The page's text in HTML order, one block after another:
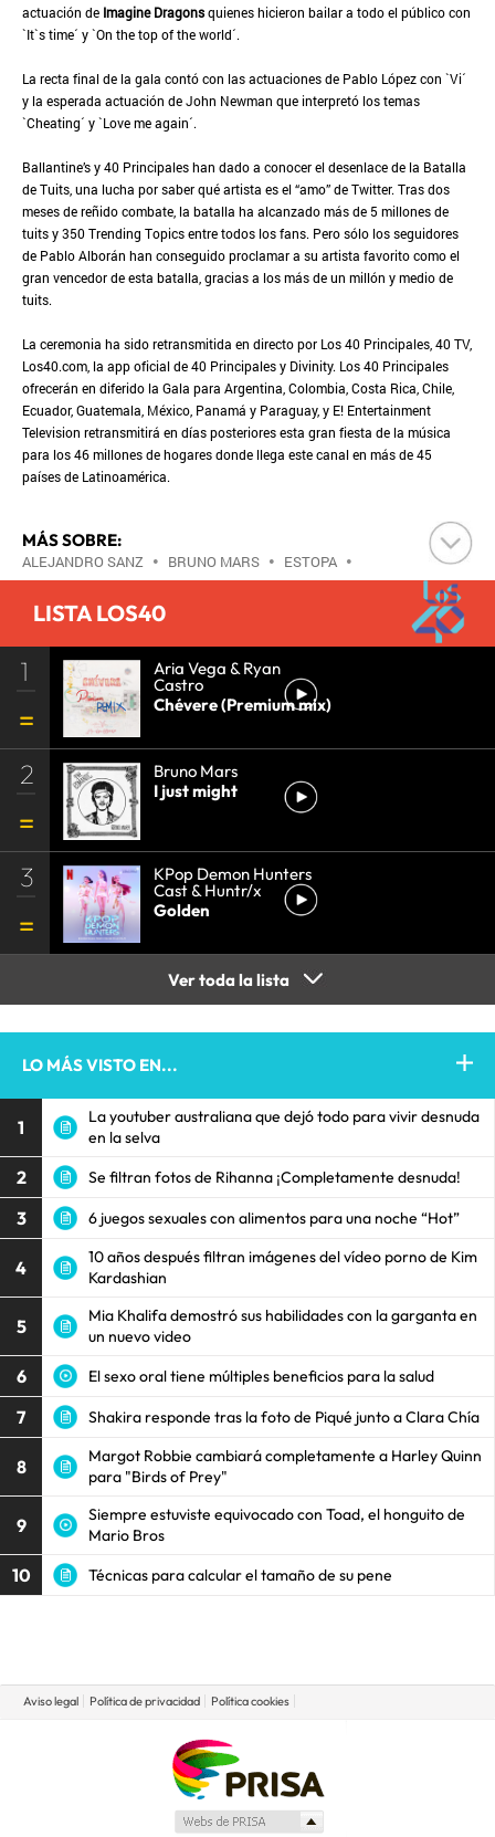
actuación de Imagine Dragonsquienes hicieron bailar a todo el público con
`It`s time´ y `On the top of the world´.
La recta final de la gala contó con las actuaciones de Pablo López con `Vi´
y la esperada actuación de John Newman que interpretó los temas
`Cheating´ y `Love me again´.
Ballantine’s y 40 Principales han dado a conocer el desenlace de la Batalla
de Tuits, una lucha por saber qué artista es el “amo” de Twitter. Tras dos
meses de reñido combate, la batalla ha alcanzado más de 5 millones de
tuits y 350 Trending Topics entre todos los fans. Pero sólo los seguidores
de Pablo Alborán han conseguido proclamar a su artista favorito como el
gran vencedor de esta batalla, gracias a los más de un millón y medio de
tuits.
La ceremonia ha sido retransmitida en directo por Los 40 Principales, 40 TV,
Los40.com, la app oficial de 40 Principales y Divinity. Los 40 Principales
ofrecerán en diferido la Gala para Argentina, Colombia, Costa Rica, Chile,
Ecuador, Guatemala, México, Panamá y Paraguay, y E! Entertainment
Television retransmitirá en días posteriores esta gran fiesta de la música
para los 46 millones de hogares donde llega este canal en más de 45
países de Latinoamérica.
MÁS SOBRE:
ALEJANDRO SANZ • BRUNO MARS • ESTOPA •
MACKLEMORE•MELENDI
GRUPOS MÚSICA •MÚSICA•
LISTA LOS40
1 Aria Vega & Ryan
Castro
Chévere (Premium mix)
2
Bruno Mars
I just might
3 KPop Demon Hunters
Cast & Huntr/x
Golden
Ver toda la lista
LO MÁS VISTO EN...
1
La youtuber australiana que dejó todo para vivir desnuda
en la selva
2 Se filtran fotos de Rihanna ¡Completamente desnuda!
3 6 juegos sexuales con alimentos para una noche “Hot”
4
10 años después filtran imágenes del vídeo porno de Kim
Kardashian
5
Mia Khalifa demostró sus habilidades con la garganta en
un nuevo video
6 El sexo oral tiene múltiples beneficios para la salud
7 Shakira responde tras la foto de Piqué junto a Clara Chía
8
Margot Robbie cambiará completamente a Harley Quinn
para "Birds of Prey"
9
Siempre estuviste equivocado con Toad, el honguito de
Mario Bros
10 Técnicas para calcular el tamaño de su pene
Aviso legal Política de privacidad Política cookies